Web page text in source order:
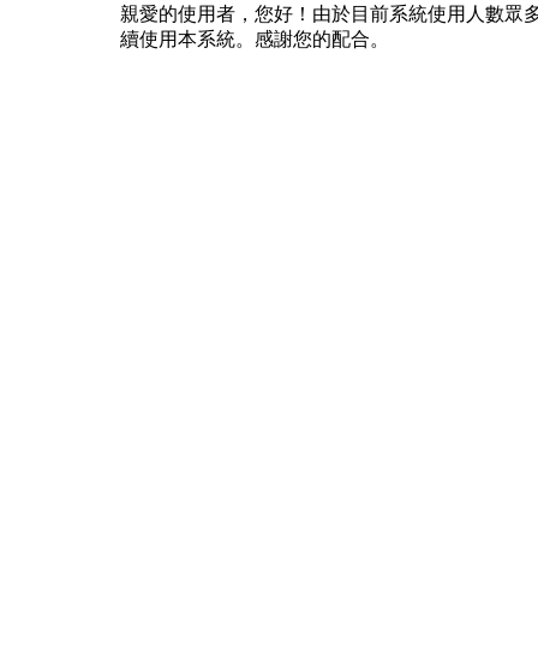
親愛的使用者，您好！由於目前系統使用人數眾
續使用本系統。感謝您的配合。